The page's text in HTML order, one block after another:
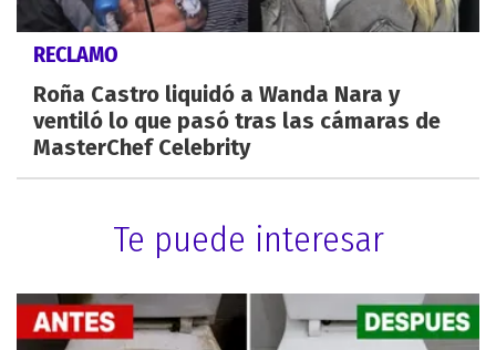
RECLAMO
Roña Castro liquidó a Wanda Nara y
ventiló lo que pasó tras las cámaras de
MasterChef Celebrity
Te puede interesar